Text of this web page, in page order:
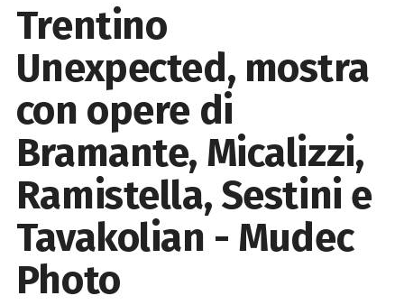
Trentino
Unexpected, mostra
con opere di
Bramante, Micalizzi,
Ramistella, Sestini e
Tavakolian - Mudec
Photo